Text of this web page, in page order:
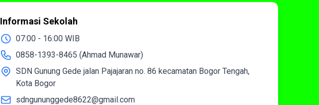
Informasi Sekolah
07:00 - 16:00 WIB
0858-1393-8465 (Ahmad Munawar)
SDN Gunung Gede jalan Pajajaran no. 86 kecamatan Bogor Tengah,
Kota Bogor
sdngununggede8622@gmail.com